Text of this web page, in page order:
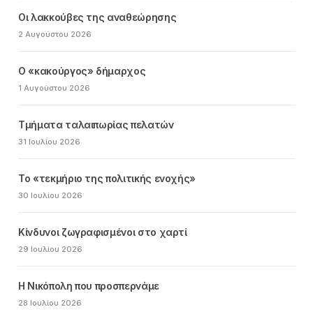
Οι λακκούβες της αναθεώρησης
2 Αυγούστου 2026
Ο «κακούργος» δήμαρχος
1 Αυγούστου 2026
Τμήματα ταλαιπωρίας πελατών
31 Ιουλίου 2026
Το «τεκμήριο της πολιτικής ενοχής»
30 Ιουλίου 2026
Κίνδυνοι ζωγραφισμένοι στο χαρτί
29 Ιουλίου 2026
Η Νικόπολη που προσπερνάμε
28 Ιουλίου 2026